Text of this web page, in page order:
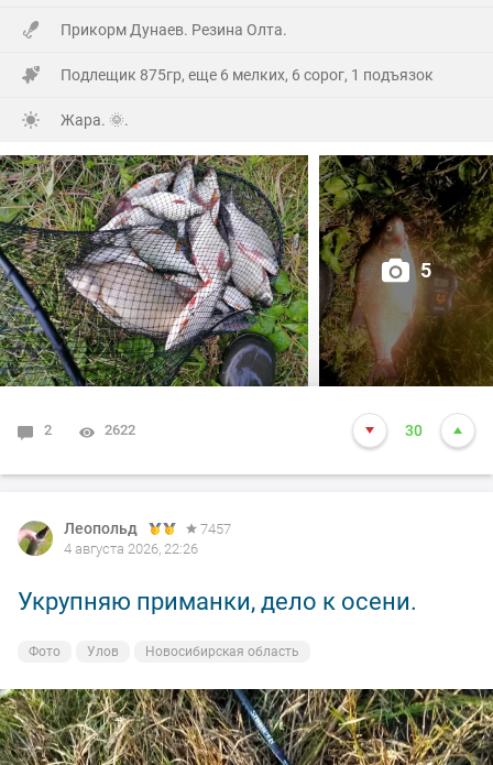
Прикорм Дунаев. Резина Олта.
Подлещик 875гр, еще 6 мелких, 6 сорог, 1 подъязок
Жара. 🌞.
5
2 2622 30
Леопольд
7457
4 августа 2026, 22:26
Укрупняю приманки, дело к осени.
Фото Улов Новосибирская область